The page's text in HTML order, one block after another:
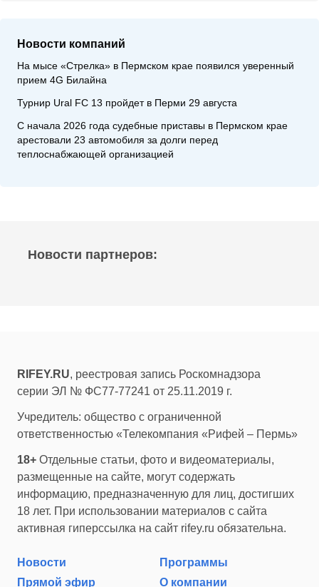
Новости компаний
На мысе «Стрелка» в Пермском крае появился уверенный
прием 4G Билайна
Турнир Ural FC 13 пройдет в Перми 29 августа
С начала 2026 года судебные приставы в Пермском крае
арестовали 23 автомобиля за долги перед
теплоснабжающей организацией
Новости партнеров:
RIFEY.RU, реестровая запись Роскомнадзора
серии ЭЛ № ФС77-77241 от 25.11.2019 г.
Учредитель: общество с ограниченной
ответственностью «Телекомпания «Рифей – Пермь»
18+ Отдельные статьи, фото и видеоматериалы,
размещенные на сайте, могут содержать
информацию, предназначенную для лиц, достигших
18 лет. При использовании материалов с сайта
активная гиперссылка на сайт rifey.ru обязательна.
Новости
Программы
Прямой эфир
О компании